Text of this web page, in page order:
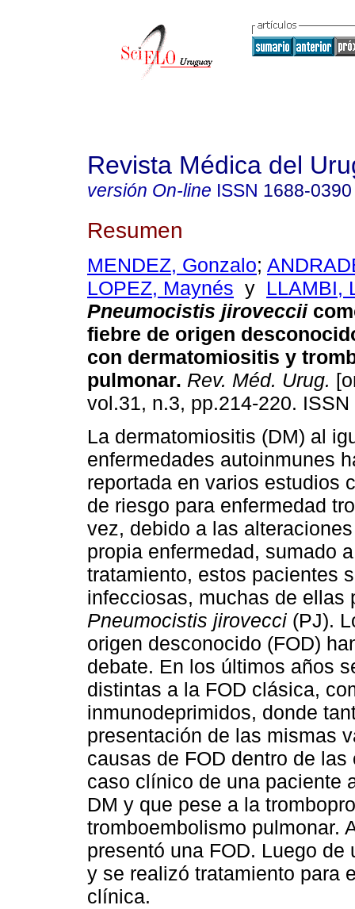
Revista Médica del
versión On-line ISSN 1688-0390
Resumen
MENDEZ, Gonzalo;
LOPEZ, Maynés y LLAMBI,
Pneumocistis jiroveccii
fiebre de origen
con dermatomiositis y
pulmonar. Rev. Méd. Urug.
vol.31, n.3, pp.214-220.
La dermatomiositis (DM) al
enfermedades autoinmunes
reportada en varios estudios
de riesgo para enfermedad
vez, debido a las
propia enfermedad, sumado
tratamiento, estos pacientes
infecciosas, muchas de ellas
Pneumocistis jirovecci (PJ).
origen desconocido (FOD)
debate. En los últimos años
distintas a la FOD clásica,
inmunodeprimidos, donde
presentación de las mismas
causas de FOD dentro de
caso clínico de una paciente
DM y que pese a la
tromboembolismo pulmonar.
presentó una FOD. Luego
y se realizó tratamiento para
clínica.